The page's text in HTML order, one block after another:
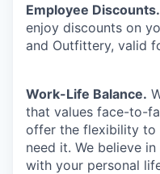
Employee Discounts.
enjoy discounts on
and Outfittery, valid
Work-Life Balance.
that values face-to-
offer the flexibility to
need it. We believe
with your personal